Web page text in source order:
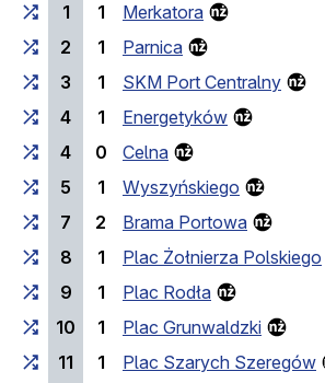
1
1
Merkatora
2
1
Parnica
3
1
SKM Port Centralny
4
1
Energetyków
4
0
Celna
5
1
Wyszyńskiego
7
2
Brama Portowa
8
1
Plac Żołnierza Polskiego
9
1
Plac Rodła
10
1
Plac Grunwaldzki
11
1
Plac Szarych Szeregów